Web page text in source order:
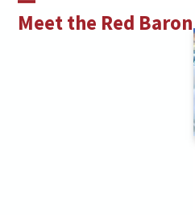
Meet the Red Baron
Open
Close